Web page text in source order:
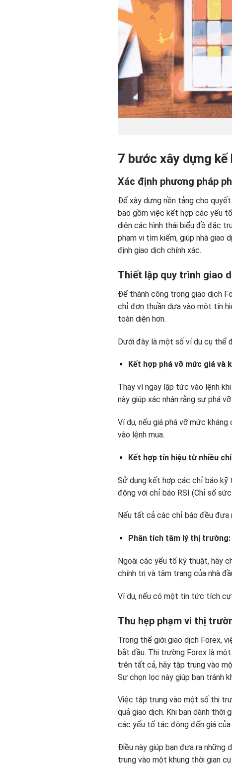
7 bước xây dựng
Xác định phương pháp
Để xây dựng nền tảng cho
bao gồm việc kết hợp các yếu
diện các hình thái biểu đồ đặc
phạm vi tìm kiếm, giúp nhà giao
định giao dịch chính xác.
Thiết lập quy trình giao
Để thành công trong giao dịch
chỉ đơn thuần dựa vào một tín
toàn diện hơn.
Dưới đây là một số ví dụ cụ thể
Kết hợp phá vỡ mức giá và
Thay vì ngay lập tức vào lệnh
này giúp xác nhận rằng sự phá
Ví dụ, nếu giá phá vỡ mức
vào lệnh mua.
Kết hợp tín hiệu từ nhiều
Sử dụng kết hợp các chỉ báo kỹ
động với chỉ báo RSI (Chỉ số
Nếu tất cả các chỉ báo đều đưa
Phân tích tâm lý thị trường:
Ngoài các yếu tố kỹ thuật, hãy
chính trị và tâm trạng của nhà
Ví dụ, nếu có một tin tức tích
Thu hẹp phạm vi thị
Trong thế giới giao dịch Forex,
bắt đầu. Thị trường Forex là một
trên tất cả, hãy tập trung vào
Sự chọn lọc này giúp bạn tránh
Việc tập trung vào một số thị
quả giao dịch. Khi bạn dành
các yếu tố tác động đến giá
Điều này giúp bạn đưa ra những
trung vào một khung thời gian